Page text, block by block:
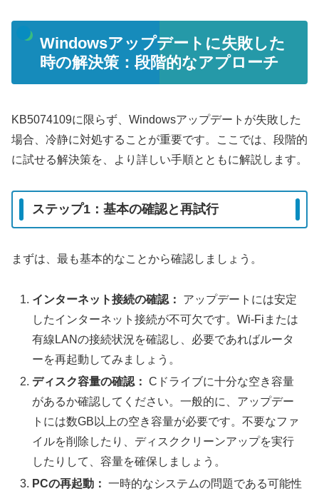
Windowsアップデートに失敗した
時の解決策：段階的なアプローチ
KB5074109に限らず、Windowsアップデートが失敗した
場合、冷静に対処することが重要です。ここでは、段階的
に試せる解決策を、より詳しい手順とともに解説します。
ステップ1：基本の確認と再試行
まずは、最も基本的なことから確認しましょう。
インターネット接続の確認：
アップデートには安定
したインターネット接続が不可欠です。Wi-Fiまたは
有線LANの接続状況を確認し、必要であればルータ
ーを再起動してみましょう。
ディスク容量の確認： Cドライブに十分な空き容量
があるか確認してください。一般的に、アップデー
トには数GB以上の空き容量が必要です。不要なファ
イルを削除したり、ディスククリーンアップを実行
したりして、容量を確保しましょう。
PCの再起動： 一時的なシステムの問題である可能性